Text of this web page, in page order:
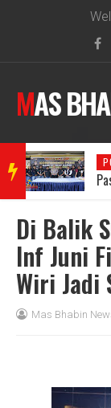
MAS
BRE
AKINDi Balik
Inf Juni
Wiri Jadi
Mas Bhabin